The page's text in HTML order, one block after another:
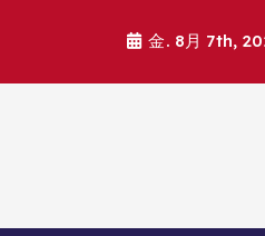
金. 8月 7th,